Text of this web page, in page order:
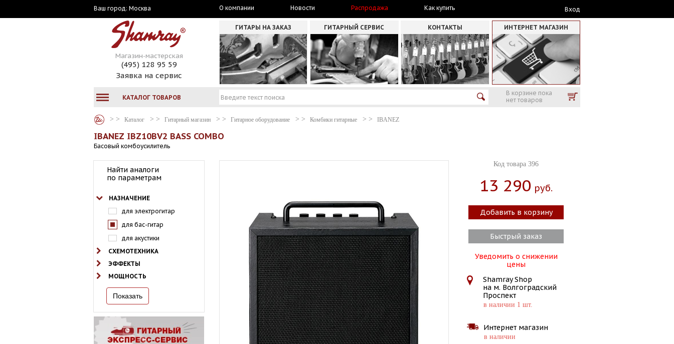
Ваш город: Москва О компании Новости Распродажа Как купить Вход
Магазин-мастерская
(495) 128 95 59
Заявка на сервис
ГИТАРЫ НА ЗАКАЗ ГИТАРНЫЙ СЕРВИС КОНТАКТЫ ИНТЕРНЕТ МАГАЗИН
КАТАЛОГ ТОВАРОВ
В корзине пока
нет товаров
Каталог Гитарный магазин Гитарное оборудование Комбики гитарные IBANEZ
IBANEZ IBZ10BV2 BASS COMBO
Басовый комбоусилитель
Найти аналоги
по параметрам
НАЗНАЧЕНИЕ
для электрогитар
для бас-гитар
для акустики
СХЕМОТЕХНИКА
ЭФФЕКТЫ
МОЩНОСТЬ
Код товара 396
13 290 Руб.
Добавить в корзину
Быстрый заказ
Уведомить о снижении
цены
Shamray Shop
на м. Волгоградский
Проспект
в наличии 1 шт.
Интернет магазин
в наличии